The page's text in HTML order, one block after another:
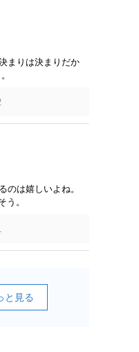
まりは決まりだか
のは嬉しいよね。
う。
と見る